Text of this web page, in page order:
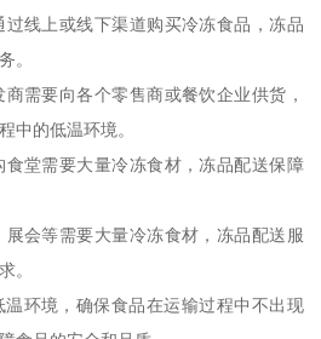
线上或线下渠道购买冷冻食品，冻品
。
需要向各个零售商或餐饮企业供货，
中的低温环境。
堂需要大量冷冻食材，冻品配送保障
会等需要大量冷冻食材，冻品配送服
。
环境，确保食品在运输过程中不出现